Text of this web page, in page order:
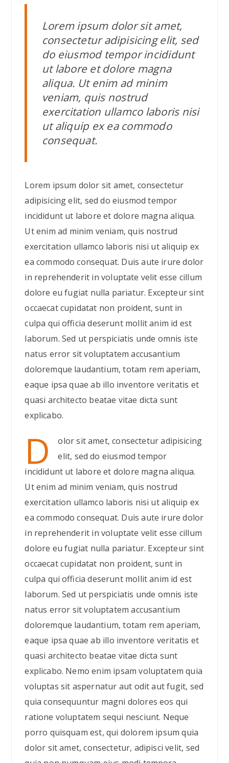
Lorem ipsum dolor sit amet,
consectetur adipisicing elit, sed
do eiusmod tempor incididunt
ut labore et dolore magna
aliqua. Ut enim ad minim
veniam, quis nostrud
exercitation ullamco laboris nisi
ut aliquip ex ea commodo
consequat.
Lorem ipsum dolor sit amet, consectetur
adipisicing elit, sed do eiusmod tempor
incididunt ut labore et dolore magna aliqua.
Ut enim ad minim veniam, quis nostrud
exercitation ullamco laboris nisi ut aliquip ex
ea commodo consequat. Duis aute irure dolor
in reprehenderit in voluptate velit esse cillum
dolore eu fugiat nulla pariatur. Excepteur sint
occaecat cupidatat non proident, sunt in
culpa qui officia deserunt mollit anim id est
laborum. Sed ut perspiciatis unde omnis iste
natus error sit voluptatem accusantium
doloremque laudantium, totam rem aperiam,
eaque ipsa quae ab illo inventore veritatis et
quasi architecto beatae vitae dicta sunt
explicabo.
D
olor sit amet, consectetur adipisicing
elit, sed do eiusmod tempor
incididunt ut labore et dolore magna aliqua.
Ut enim ad minim veniam, quis nostrud
exercitation ullamco laboris nisi ut aliquip ex
ea commodo consequat. Duis aute irure dolor
in reprehenderit in voluptate velit esse cillum
dolore eu fugiat nulla pariatur. Excepteur sint
occaecat cupidatat non proident, sunt in
culpa qui officia deserunt mollit anim id est
laborum. Sed ut perspiciatis unde omnis iste
natus error sit voluptatem accusantium
doloremque laudantium, totam rem aperiam,
eaque ipsa quae ab illo inventore veritatis et
quasi architecto beatae vitae dicta sunt
explicabo. Nemo enim ipsam voluptatem quia
voluptas sit aspernatur aut odit aut fugit, sed
quia consequuntur magni dolores eos qui
ratione voluptatem sequi nesciunt. Neque
porro quisquam est, qui dolorem ipsum quia
dolor sit amet, consectetur, adipisci velit, sed